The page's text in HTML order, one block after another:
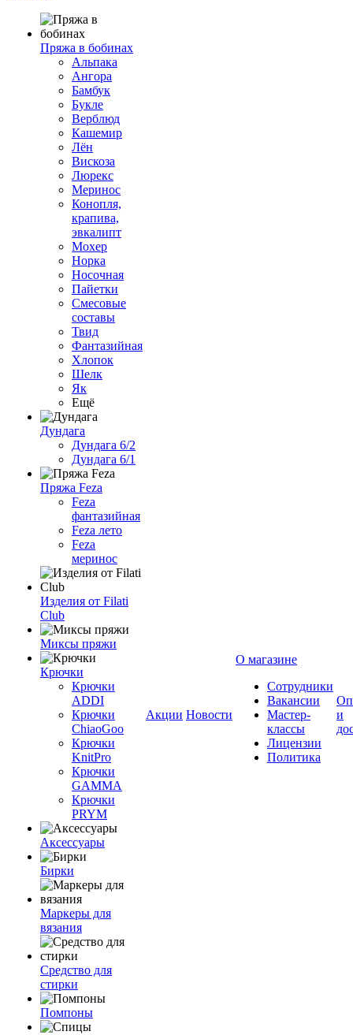
Пряжа в бобинах
Альпака
Ангора
Бамбук
Букле
Верблюд
Кашемир
Лён
Вискоза
Люрекс
Меринос
Конопля,
крапива,
эвкалипт
Мохер
Норка
Носочная
Пайетки
Смесовые
составы
Твид
Фантазийная
Хлопок
Шелк
Як
Ещё
Дундага
Дундага 6/2
Дундага 6/1
Пряжа Feza
Feza
фантазийная
Feza лето
Feza
меринос
Изделия от Filati
Club
Миксы пряжи
Крючки
Крючки
ADDI
Крючки
ChiaoGoo
Крючки
KnitPro
Крючки
GAMMA
Крючки
PRYM
Аксессуары
Бирки
Маркеры для
вязания
Средство для
стирки
Помпоны
Акции Новости
О магазине
Сотрудники
Вакансии
Мастер-
классы
Лицензии
Политика
и